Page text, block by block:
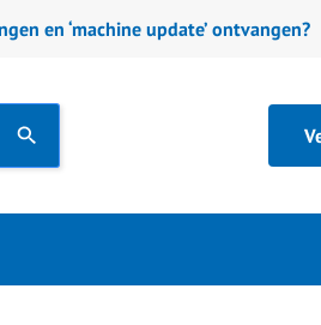
en ‘machine update’ ontvangen?